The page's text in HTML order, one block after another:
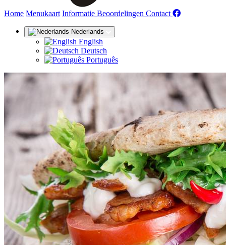
Home Menukaart Informatie Beoordelingen Contact (huidige)
Nederlands
English
Deutsch
Português